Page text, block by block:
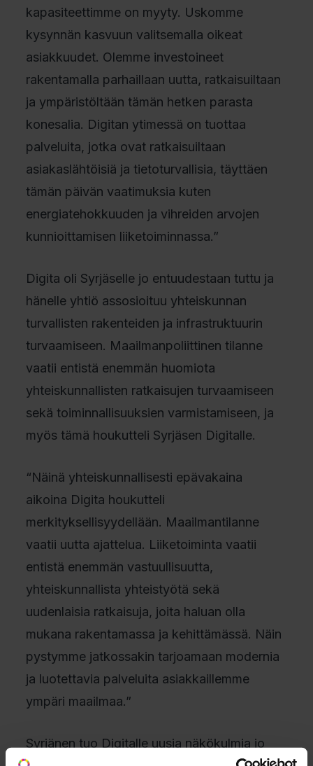
kapasiteettimme on myyty. Uskomme
kysynnän kasvuun valitsemalla oikeat
asiakkuudet. Olemme investoineet
rakentamalla parhaillaan uutta, ratkaisuiltaan
ja ympäristöltään tämän hetken parasta
konesalia. Digitan ytimessä on tuottaa
palveluita, jotka ovat ratkaisuiltaan
asiakaslähtöisiä ja tietoturvallisia, täyttäen
tämän päivän vaatimuksia kuten
energiatehokkuuden ja vihreiden arvojen
kunnioittamisen liiketoiminnassa.”
Digita oli Syrjäselle jo entuudestaan tuttu ja
hänelle yhtiö assosioituu yhteiskunnan
turvallisten rakenteiden ja infrastruktuurin
turvaamiseen. Maailmanpoliittinen tilanne
vaatii entistä enemmän huomiota
yhteiskunnallisten ratkaisujen turvaamiseen
sekä toiminnallisuuksien varmistamiseen, ja
myös tämä houkutteli Syrjäsen Digitalle.
“Näinä yhteiskunnallisesti epävakaina
aikoina Digita houkutteli
merkityksellisyydellään. Maailmantilanne
vaatii uutta ajattelua. Liiketoiminta vaatii
entistä enemmän vastuullisuutta,
yhteiskunnallista yhteistyötä sekä
uudenlaisia ratkaisuja, joita haluan olla
mukana rakentamassa ja kehittämässä. Näin
pystymme jatkossakin tarjoamaan modernia
ja luotettavia palveluita asiakkaillemme
ympäri maailmaa.”
Syrjänen tuo Digitalle uusia näkökulmia jo